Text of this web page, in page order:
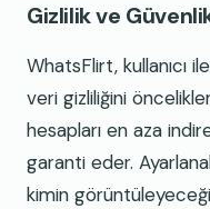
Gizlilik ve
WhatsFlirt, kullanıcı
veri gizliliğini
hesapları en aza
garanti eder.
kimin